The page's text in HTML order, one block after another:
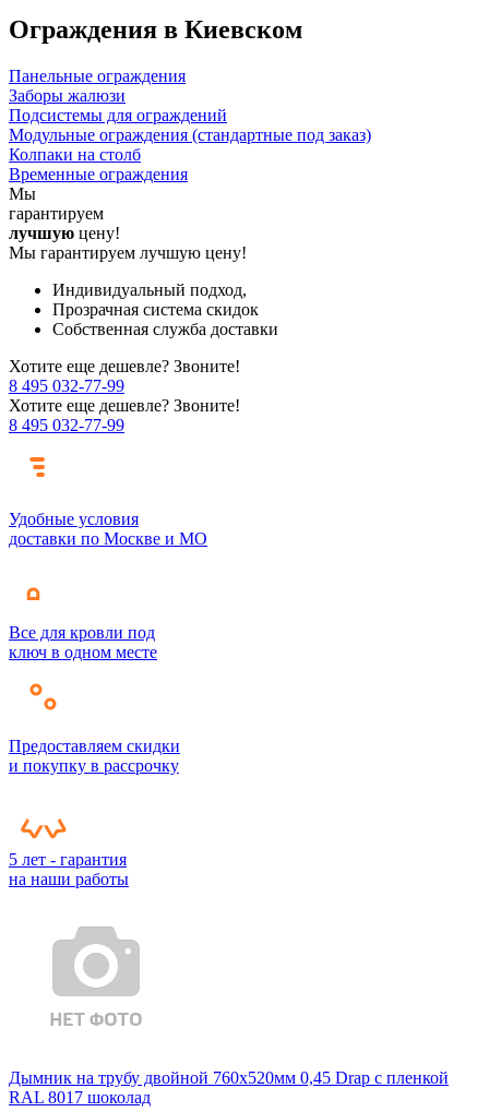
Ограждения в Киевском
Панельные ограждения
Заборы жалюзи
Подсистемы для ограждений
Модульные ограждения (стандартные под заказ)
Колпаки на столб
Временные ограждения
Мы
гарантируем
лучшую цену!
Мы гарантируем лучшую цену!
Индивидуальный подход,
Прозрачная система скидок
Собственная служба доставки
Хотите еще дешевле? Звоните!
8 495 032-77-99
Хотите еще дешевле? Звоните!
8 495 032-77-99
Удобные условия
доставки по Москве и МО
Все для кровли под
ключ в одном месте
Предоставляем скидки
и покупку в рассрочку
5 лет - гарантия
на наши работы
Дымник на трубу двойной 760х520мм 0,45 Drap с пленкой
RAL 8017 шоколад